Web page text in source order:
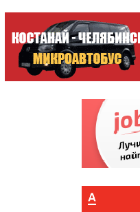
САМЫЕ
ЦЕНТР
АСТЫКЖАН /
НАЛОГОВОЕ
КИНОТЕАТР